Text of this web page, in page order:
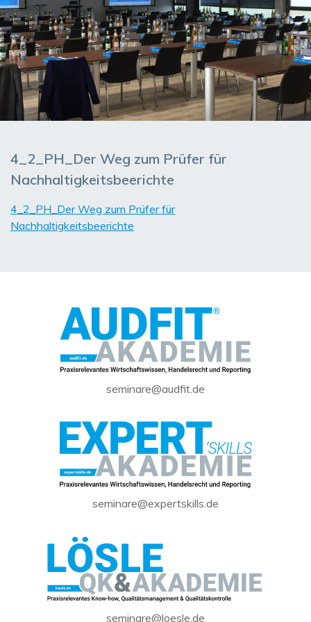
4_2_PH_Der Weg zum Prüfer für
Nachhaltigkeitsbeerichte
4_2_PH_Der Weg zum Prüfer für
Nachhaltigkeitsbeerichte
seminare@audfit.de
seminare@expertskills.de
seminare@loesle.de